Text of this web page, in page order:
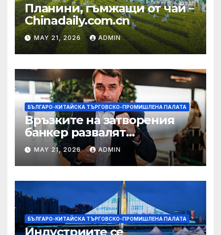
Планини, гъмжащи от чай –
Chinadaily.com.cn
MAY 21, 2026 ADMIN
БЪЛГАРО-КИТАЙСКА ТЪРГОВСКО-ПРОМИШЛЕНА ПАЛАТА
Връзките на затворения
банкер развалят
надеждите на Флавио
Болсонаро за президент на
Бразилия
MAY 21, 2026 ADMIN
БЪЛГАРО-КИТАЙСКА ТЪРГОВСКО-ПРОМИШЛЕНА ПАЛАТА
Индустриите се